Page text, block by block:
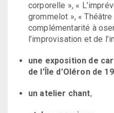
corporelle », «
grommelot », «
complémentarité à
l’improvisation et de
une exposition de
de l’Île d’Oléron de
un atelier chant,